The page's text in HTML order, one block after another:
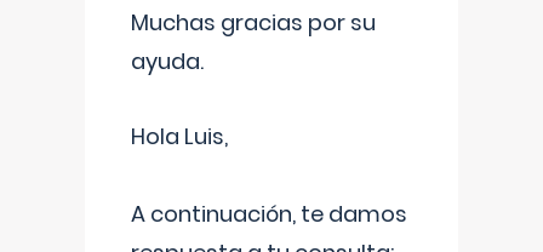
Muchas gracias por su
ayuda.
Hola Luis,
A continuación, te damos